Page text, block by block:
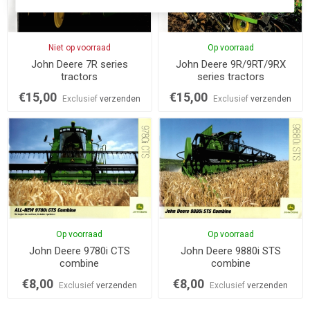
Niet op voorraad
John Deere 7R series
tractors
€15,00 Exclusief verzenden
Op voorraad
John Deere 9R/9RT/9RX
series tractors
€15,00 Exclusiefverzenden
Op voorraad
John Deere 9780i CTS
combine
€8,00 Exclusief verzenden
Op voorraad
John Deere 9880i STS
combine
€8,00 Exclusiefverzenden